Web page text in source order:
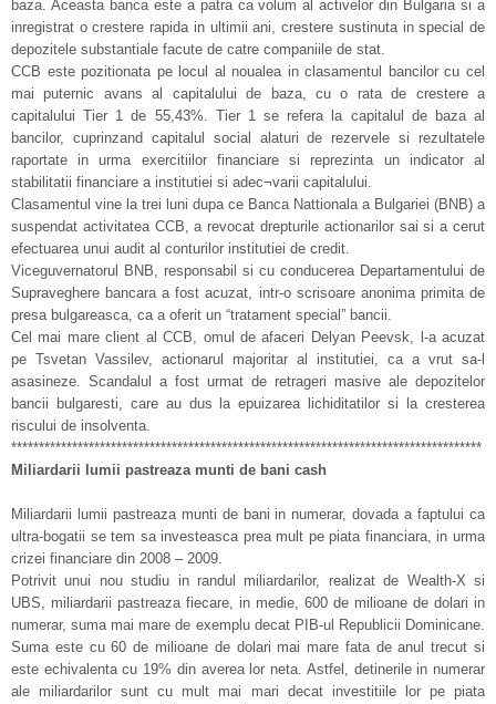
baza. Aceasta banca este a patra ca volum al activelor din Bulgaria si a
inregistrat o crestere rapida in ultimii ani, crestere sustinuta in special de
depozitele substantiale facute de catre companiile de stat.
CCB este pozitionata pe locul al noualea in clasamentul bancilor cu cel
mai puternic avans al capitalului de baza, cu o rata de crestere a
capitalului Tier 1 de 55,43%. Tier 1 se refera la capitalul de baza al
bancilor, cuprinzand capitalul social alaturi de rezervele si rezultatele
raportate in urma exercitiilor financiare si reprezinta un indicator al
stabilitatii financiare a institutiei si adec¬varii capitalului.
Clasamentul vine la trei luni dupa ce Banca Nattionala a Bulgariei (BNB) a
suspendat activitatea CCB, a revocat drepturile actionarilor sai si a cerut
efectuarea unui audit al conturilor institutiei de credit.
Viceguvernatorul BNB, responsabil si cu conducerea Departamentului de
Supraveghere bancara a fost acuzat, intr-o scrisoare anonima primita de
presa bulgareasca, ca a oferit un “tratament special” bancii.
Cel mai mare client al CCB, omul de afaceri Delyan Peevsk, l-a acuzat
pe Tsvetan Vassilev, actionarul majoritar al institutiei, ca a vrut sa-l
asasineze. Scandalul a fost urmat de retrageri masive ale depozitelor
bancii bulgaresti, care au dus la epuizarea lichiditatilor si la cresterea
riscului de insolventa.
*************************************************************************************
Miliardarii lumii pastreaza munti de bani cash
Miliardarii lumii pastreaza munti de bani in numerar, dovada a faptului ca
ultra-bogatii se tem sa investeasca prea mult pe piata financiara, in urma
crizei financiare din 2008 – 2009.
Potrivit unui nou studiu in randul miliardarilor, realizat de Wealth-X si
UBS, miliardarii pastreaza fiecare, in medie, 600 de milioane de dolari in
numerar, suma mai mare de exemplu decat PIB-ul Republicii Dominicane.
Suma este cu 60 de milioane de dolari mai mare fata de anul trecut si
este echivalenta cu 19% din averea lor neta. Astfel, detinerile in numerar
ale miliardarilor sunt cu mult mai mari decat investitiile lor pe piata